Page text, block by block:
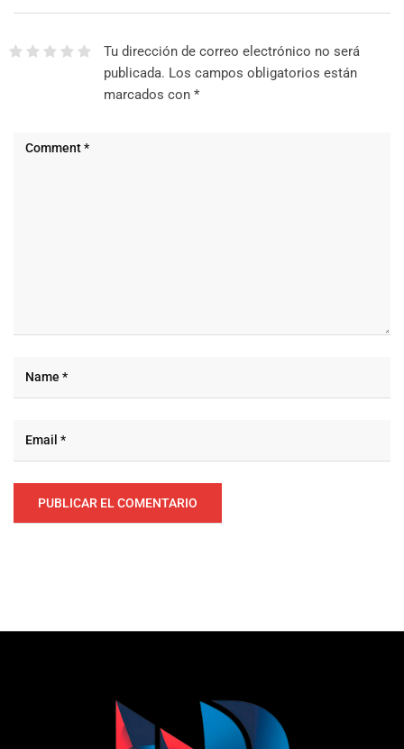
Tu dirección de correo electrónico no será
publicada. Los campos obligatorios están
marcados con *